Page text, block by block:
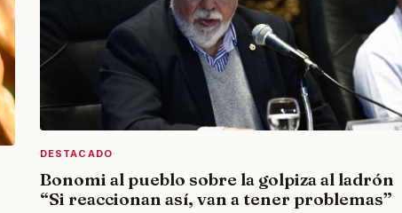
DESTACADO
Bonomi al pueblo sobre la golpiza al ladrón
“Si reaccionan así, van a tener problemas”